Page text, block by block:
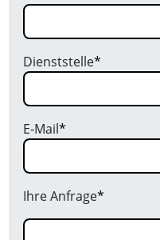
Dienststelle*
E-Mail*
Ihre Anfrage*